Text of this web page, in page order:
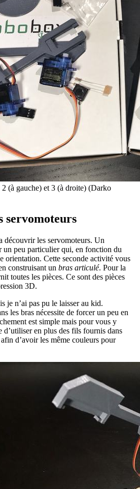
(à gauche) et 3 (à droite) (Darko
servomoteurs
découvrir les servomoteurs. Un
un peu particulier qui, en fonction du
orientation. Cette seconde activité vous
construisant un bras articulé. Pour la
toutes les pièces. Ce sont des pièces
3D.
je n’ai pas pu le laisser au kid.
les bras nécessite de forcer un peu en
est simple mais pour vous y
d’utiliser en plus des fils fournis dans
d’avoir les même couleurs pour